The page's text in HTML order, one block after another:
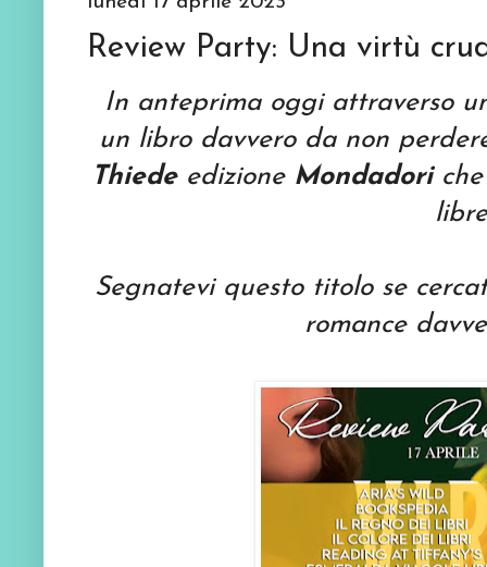
Review Party: Una virtù
In anteprima oggi attraverso
un libro davvero da non
Thiedeedizione Mondadori
Segnatevi questo titolo se
romance